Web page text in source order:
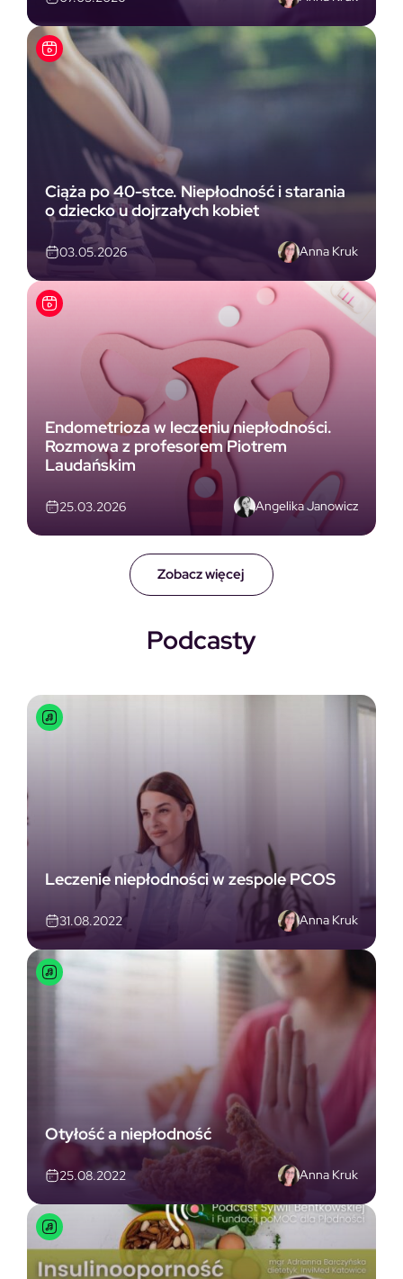
Zobacz więcej
Ciąża po 40-stce. Niepłodność i starania
o dziecko u dojrzałych kobiet
03.05.2026 Anna Kruk
Endometrioza w leczeniu niepłodności.
Rozmowa z profesorem Piotrem
Laudańskim
25.03.2026 Angelika Janowicz
Podcasty
Leczenie niepłodności w zespole PCOS
31.08.2022 Anna Kruk
Otyłość a niepłodność
25.08.2022 Anna Kruk